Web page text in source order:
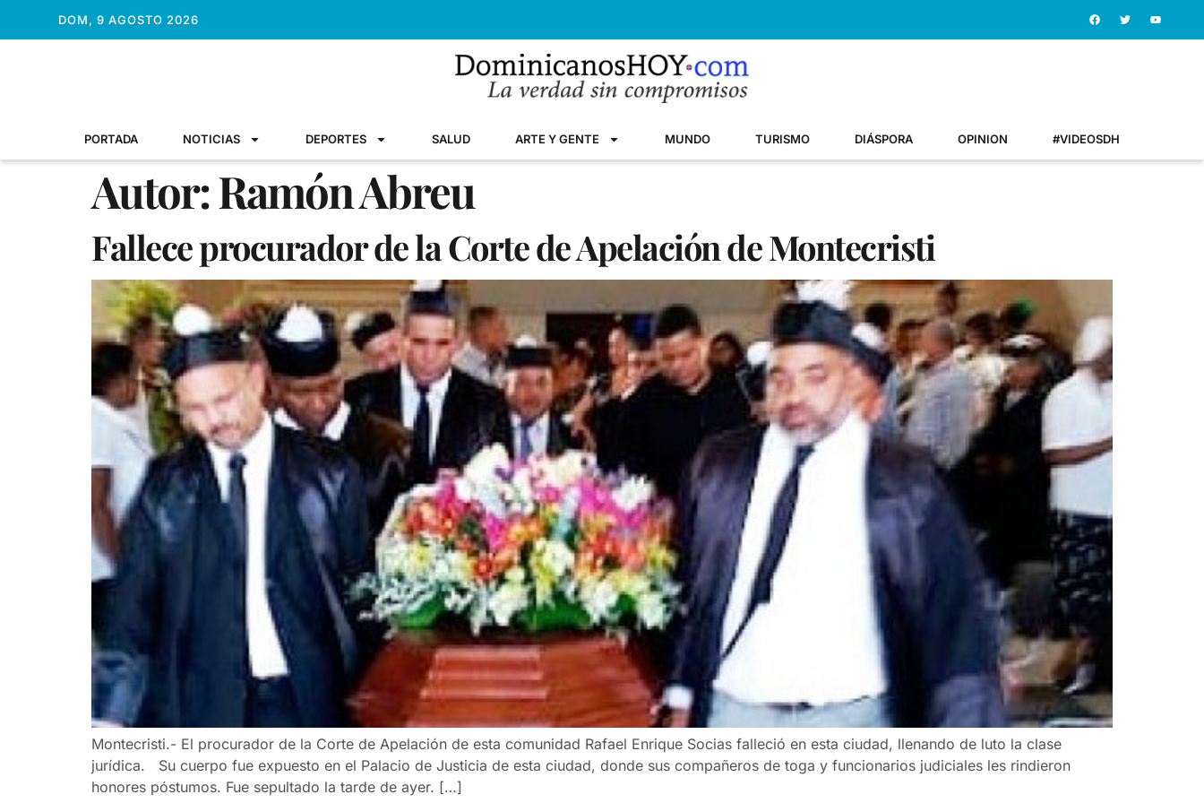
DOM, 9 AGOSTO 2026
PORTADA NOTICIAS DEPORTES SALUD ARTE Y GENTE MUNDO TURISMO DIÁSPORA OPINION #VIDEOSDH
Autor:Ramón Abreu
Fallece procurador de la Corte de Apelación de Montecristi
Montecristi.- El procurador de la Corte de Apelación de esta comunidad Rafael Enrique Socias falleció en esta ciudad, llenando de luto la clase
jurídica. Su cuerpo fue expuesto en el Palacio de Justicia de esta ciudad, donde sus compañeros de toga y funcionarios judiciales les rindieron
honores póstumos. Fue sepultado la tarde de ayer. […]